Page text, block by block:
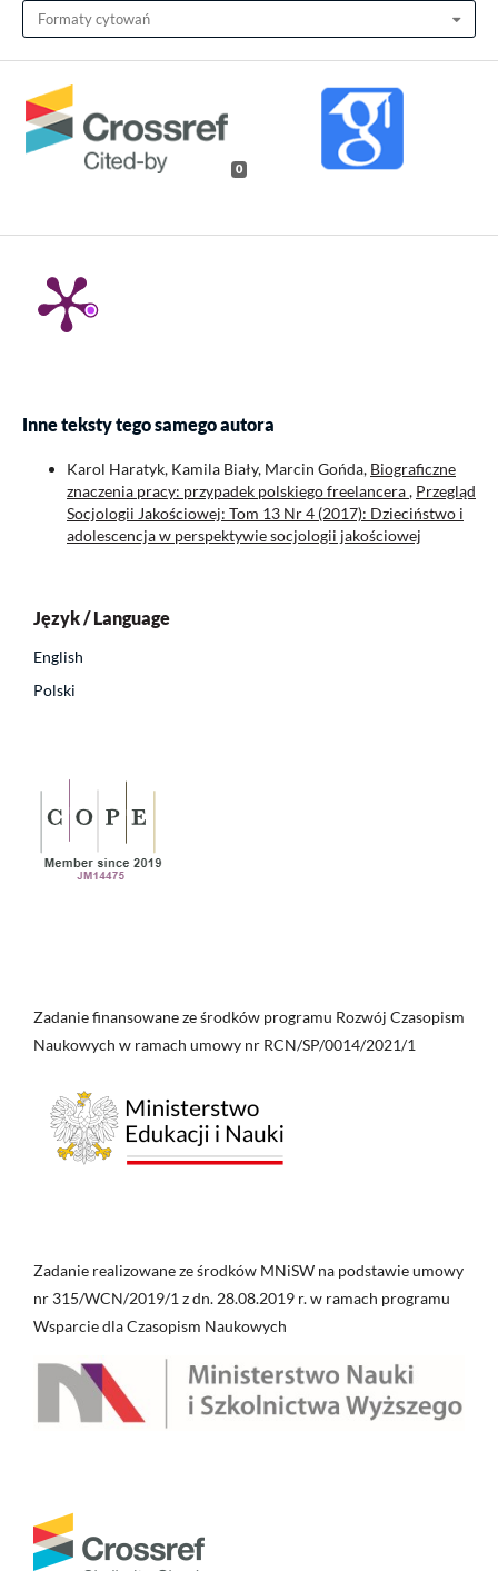
Formaty cytowań
0
Inne teksty tego samego autora
Karol Haratyk, Kamila Biały, Marcin Gońda, Biograficzne
znaczenia pracy: przypadek polskiego freelancera, Przegląd
Socjologii Jakościowej: Tom 13 Nr 4 (2017): Dzieciństwo i
adolescencja w perspektywie socjologii jakościowej
Język / Language
English
Polski
Zadanie finansowane ze środków programu Rozwój Czasopism
Naukowych w ramach umowy nr RCN/SP/0014/2021/1
Zadanie realizowane ze środków MNiSW na podstawie umowy
nr 315/WCN/2019/1 z dn. 28.08.2019 r. w ramach programu
Wsparcie dla Czasopism Naukowych